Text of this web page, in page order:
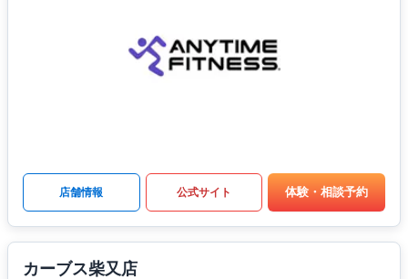
店舗情報 公式サイト 体験・相談予約
カーブス柴又店